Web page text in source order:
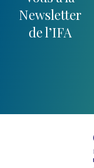
Newsletter
de l’IFA